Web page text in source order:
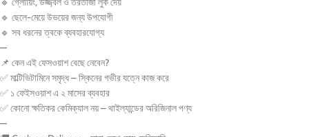
🔹 ছেলে-মেয়ে উভয়ের জন্য উপযোগী
🔹 সব ধরনের ত্বকে ব্যবহারযোগ্য
—
📌 কেন এই ফেসওয়াশ বেছে নেবেন?
✅মাল্টিভিটামিনে সমৃদ্ধ – স্কিনের গভীর যত্নে কাজ করে
✅ ১ ফেইসওয়াশ এ ২ মাসের ব্যবহার
✅কোনো ক্ষতিকর কেমিক্যাল নয় – থাইল্যান্ডের অরিজিনাল পণ্য
—